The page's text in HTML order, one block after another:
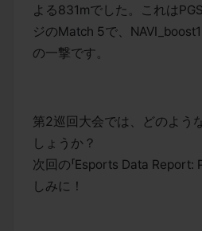
よる831mでした。これは
ジのMatch 5で、
の一撃です。
第2巡回大会では、どのよう
しょうか？
次回の「Esports Data Report:
しみに！